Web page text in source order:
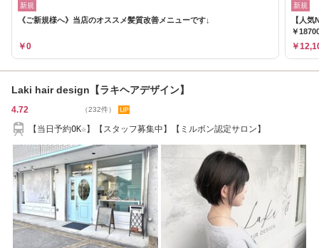
新規
《ご新規様へ》当店のオススメ髪質改善メニューです↓
￥0
新規
【人
￥
￥
Laki hair design【ラキヘアデザイン】
4.72 （232件）
【当日予約OK☆】【スタッフ募集中】【ミルボン認定サロン】